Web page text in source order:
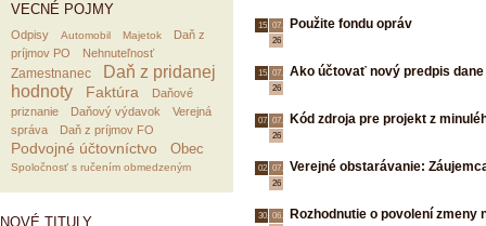
VECNÉ POJMY
Odpisy Automobil Majetok
Daň z
príjmov PO
Nehnuteľnosť
Zamestnanec
Daň z pridanej
hodnoty
Faktúra
Daňové
priznanie
Daňový výdavok
Verejná
správa
Daň z príjmov FO
Podvojné účtovníctvo Obec
Spoločnosť s ručením obmedzeným
NOVÉ TITULY
15. 07.
26
Použite fondu opráv
15. 07.
26
Ako účtovať nový predpis
07. 07.
26
Kód zdroja pre projekt z
02. 07.
26
Verejné obstarávanie:
30. 06.
Rozhodnutie o povolení zmeny